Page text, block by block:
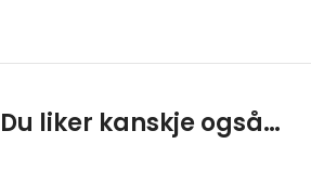
Du liker kanskje også…